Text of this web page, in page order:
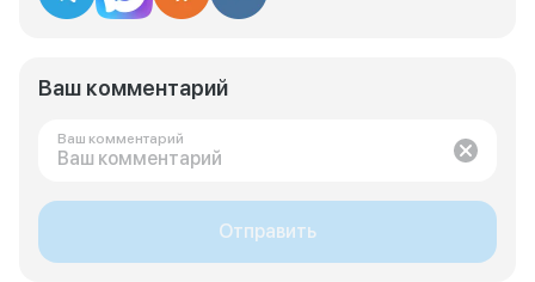
Ваш комментарий
Ваш комментарий
Отправить